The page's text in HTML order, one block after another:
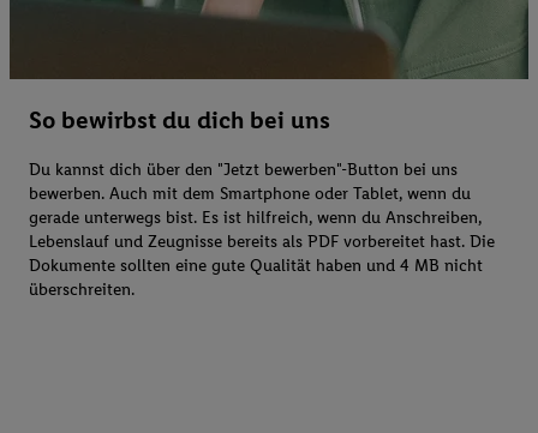
So bewirbst du dich bei uns
Du kannst dich über den "Jetzt bewerben"-Button bei uns
bewerben. Auch mit dem Smartphone oder Tablet, wenn du
gerade unterwegs bist. Es ist hilfreich, wenn du Anschreiben,
Lebenslauf und Zeugnisse bereits als PDF vorbereitet hast. Die
Dokumente sollten eine gute Qualität haben und 4 MB nicht
überschreiten.